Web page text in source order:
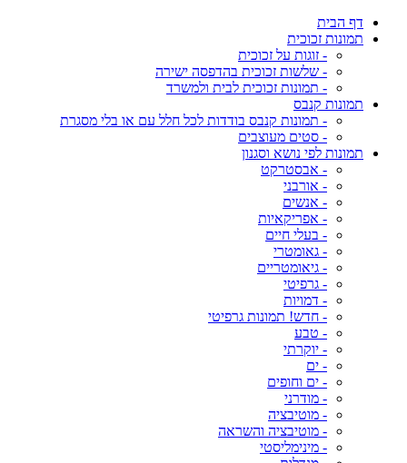
דף הבית
תמונות זכוכית
- זוגות על זכוכית
- שלשות זכוכית בהדפסה ישירה
- תמונות זכוכית לבית ולמשרד
תמונות קנבס
- תמונות קנבס בודדות לכל חלל עם או בלי מסגרת
- סטים מעוצבים
תמונות לפי נושא וסגנון
- אבסטרקט
- אורבני
- אנשים
- אפריקאיות
- בעלי חיים
- גאומטרי
- גיאומטריים
- גרפיטי
- דמויות
- חדש! תמונות גרפיטי
- טבע
- יוקרתי
- ים
- ים וחופים
- מודרני
- מוטיבציה
- מוטיבציה והשראה
- מינימליסטי